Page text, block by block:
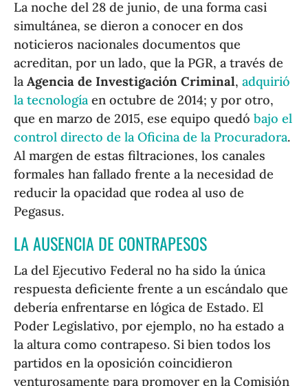
La noche del 28 de junio, de una forma casi
simultánea, se dieron a conocer en dos
noticieros nacionales documentos que
acreditan, por un lado, que la PGR, a través de
laAgencia de Investigación Criminal,adquirió
la tecnología en octubre de 2014; y por otro,
que en marzo de 2015, ese equipo quedóbajo el
control directo de la Oficina de la Procuradora.
Al margen de estas filtraciones, los canales
formales han fallado frente a la necesidad de
reducir la opacidad que rodea al uso de
Pegasus.
LA AUSENCIA DE CONTRAPESOS
La del Ejecutivo Federal no ha sido la única
respuesta deficiente frente a un escándalo que
debería enfrentarse en lógica de Estado. El
Poder Legislativo, por ejemplo, no ha estado a
la altura como contrapeso. Si bien todos los
partidos en la oposición coincidieron
venturosamente para promover en la Comisión